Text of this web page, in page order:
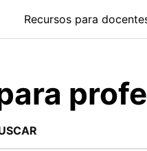
Recursos para